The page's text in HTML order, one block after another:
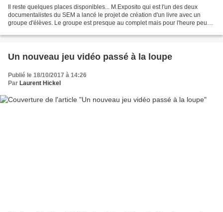
Il reste quelques places disponibles... M.Exposito qui est l'un des deux
documentalistes du SEM a lancé le projet de création d'un livre avec un
groupe d'élèves. Le groupe est presque au complet mais pour l'heure peu
Un nouveau jeu vidéo passé à la loupe
Publié le 18/10/2017 à 14:26
Par Laurent Hickel